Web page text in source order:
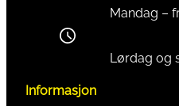
Mandag –
Lørdag og
Informasjon